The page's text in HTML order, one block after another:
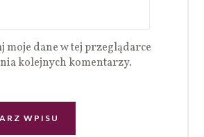
moje dane w tej przeglądarce
kolejnych komentarzy.